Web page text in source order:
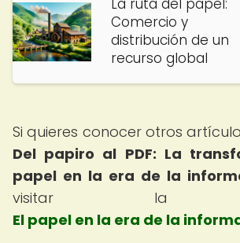
La ruta del papel:
Comercio y
distribución de un
recurso global
Si quieres conocer otros
Del papiro al PDF: La
papel en la era de la
visitar la
El papel en la era de la